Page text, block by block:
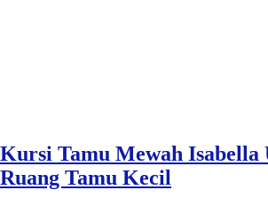
Kursi Tamu Mewah Isabella
Ruang Tamu Kecil